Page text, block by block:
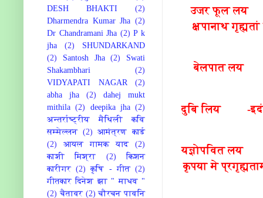
उजर फूल लय -
क्षपानाथ
बेलपात लय -
दुबि लिय -इदं
यज्ञोपवित लय -
कृपया मे
DESH BHAKTI
(2)
Dharmendra Kumar Jha (2)
Dr Chandramani Jha (2) P k
jha
(2)
SHUNDARKAND
(2)
Santosh Jha (2)
Swati
Shakambhari
(2)
VIDYAPATI NAGAR
(2)
abha jha
(2)
dahej mukt
mithila (2) deepika jha (2)
अन्तर्राष्ट्रीय मैथिली कवि
सम्मेल्लन (2)
आमंत्रण कार्ड
(2)
आयल गामक याद
(2)
काशी मिश्रा
(2)
किशन
कारीगर (2) कृषि - गीत (2)
गीतकार दिनेश झा " माधव "
(2) चैतावर (2) चौरचन पावनि